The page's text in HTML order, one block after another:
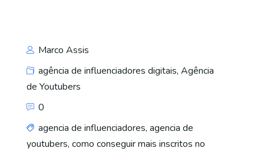
Marco Assis
agência de influenciadores digitais, Agência
de Youtubers
0
agencia de influenciadores, agencia de
youtubers, como conseguir mais inscritos no